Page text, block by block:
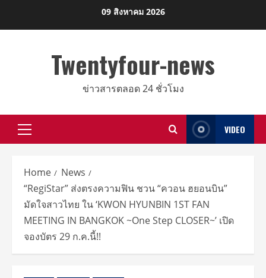
09 สิงหาคม 2026
Twentyfour-news
ข่าวสารตลอด 24 ชั่วโมง
Primary
VIDEO
Home
News
“RegiStar” ส่งตรงความฟิน ชวน “ควอน ฮยอนบิน”
มัดใจสาวไทย ใน ‘KWON HYUNBIN 1ST FAN
MEETING IN BANGKOK ~One Step CLOSER~’ เปิด
จองบัตร 29 ก.ค.นี้!!